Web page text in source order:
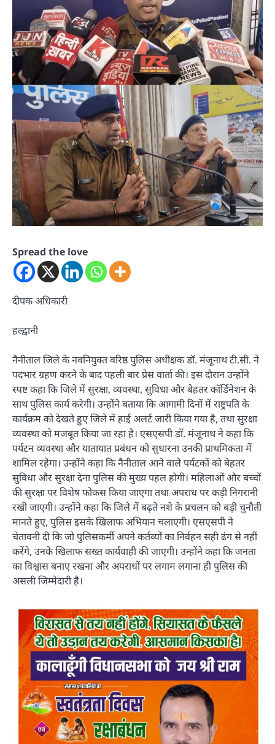
Spread the love
दीपक अधिकारी
हल्द्वानी
नैनीताल जिले के नवनियुक्त वरिष्ठ पुलिस अधीक्षक डॉ. मंजूनाथ टी.सी. ने
पदभार ग्रहण करने के बाद पहली बार प्रेस वार्ता की। इस दौरान उन्होंने
स्पष्ट कहा कि जिले में सुरक्षा, व्यवस्था, सुविधा और बेहतर कॉर्डिनेशन के
साथ पुलिस कार्य करेगी। उन्होंने बताया कि आगामी दिनों में राष्ट्रपति के
कार्यक्रम को देखते हुए जिले में हाई अलर्ट जारी किया गया है, तथा सुरक्षा
व्यवस्था को मजबूत किया जा रहा है। एसएसपी डॉ. मंजूनाथ ने कहा कि
पर्यटन व्यवस्था और यातायात प्रबंधन को सुधारना उनकी प्राथमिकता में
शामिल रहेगा। उन्होंने कहा कि नैनीताल आने वाले पर्यटकों को बेहतर
सुविधा और सुरक्षा देना पुलिस की मुख्य पहल होगी। महिलाओं और बच्चों
की सुरक्षा पर विशेष फोकस किया जाएगा तथा अपराध पर कड़ी निगरानी
रखी जाएगी। उन्होंने कहा कि जिले में बढ़ते नशे के प्रचलन को बड़ी चुनौती
मानते हुए, पुलिस इसके खिलाफ अभियान चलाएगी। एसएसपी ने
चेतावनी दी कि जो पुलिसकर्मी अपने कर्तव्यों का निर्वहन सही ढंग से नहीं
करेंगे, उनके खिलाफ सख्त कार्यवाही की जाएगी। उन्होंने कहा कि जनता
का विश्वास बनाए रखना और अपराधों पर लगाम लगाना ही पुलिस की
असली जिम्मेदारी है।